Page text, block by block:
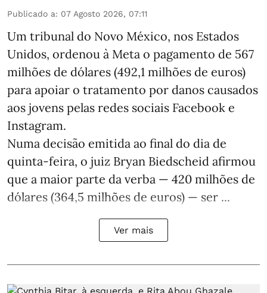
Publicado a: 07 Agosto 2026, 07:11
Um tribunal do Novo México, nos Estados
Unidos, ordenou à Meta o pagamento de 567
milhões de dólares (492,1 milhões de euros)
para apoiar o tratamento por danos causados
aos jovens pelas redes sociais Facebook e
Instagram.
Numa decisão emitida ao final do dia de
quinta-feira, o juiz Bryan Biedscheid afirmou
que a maior parte da verba — 420 milhões de
dólares (364,5 milhões de euros) — ser ...
Ver mais